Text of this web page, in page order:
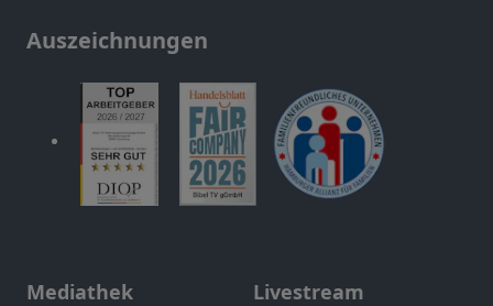
Auszeichnungen
Mediathek Livestream